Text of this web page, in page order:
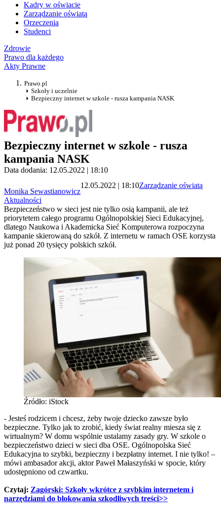
Kadry w oświacie
Zarządzanie oświatą
Orzeczenia
Studenci
Zdrowie
Prawo dla każdego
Akty Prawne
Prawo.pl
Szkoły i uczelnie
Bezpieczny internet w szkole - rusza kampania NASK
Bezpieczny internet w szkole - rusza
kampania NASK
Data dodania: 12.05.2022 | 18:10
Monika Sewastianowicz
12.05.2022 | 18:10Zarządzanie oświatą
Aktualności
Bezpieczeństwo w sieci jest nie tylko osią kampanii, ale też
priorytetem całego programu Ogólnopolskiej Sieci Edukacyjnej,
dlatego Naukowa i Akademicka Sieć Komputerowa rozpoczyna
kampanie skierowaną do szkół. Z internetu w ramach OSE korzysta
już ponad 20 tysięcy polskich szkół.
Źródło: iStock
- Jesteś rodzicem i chcesz, żeby twoje dziecko zawsze było
bezpieczne. Tylko jak to zrobić, kiedy świat realny miesza się z
wirtualnym? W domu wspólnie ustalamy zasady gry. W szkole o
bezpieczeństwo dzieci w sieci dba OSE. Ogólnopolska Sieć
Edukacyjna to szybki, bezpieczny i bezpłatny internet. I nie tylko! –
mówi ambasador akcji, aktor Paweł Małaszyński w spocie, który
udostępniono od czwartku.
Czytaj:​ Zagórski: Szkoły wkrótce z szybkim internetem i
narzędziami do blokowania szkodliwych treści>>